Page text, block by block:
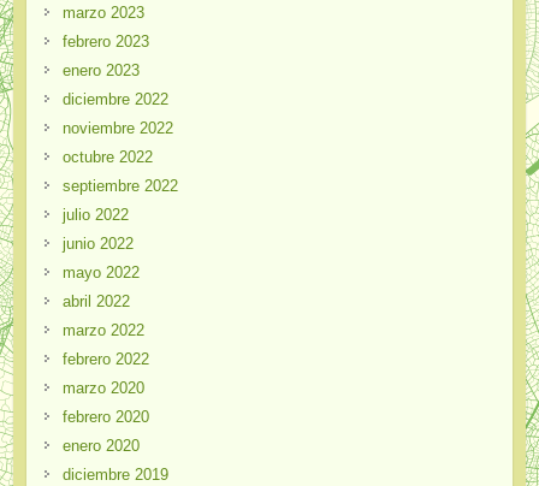
marzo 2023
febrero 2023
enero 2023
diciembre 2022
noviembre 2022
octubre 2022
septiembre 2022
julio 2022
junio 2022
mayo 2022
abril 2022
marzo 2022
febrero 2022
marzo 2020
febrero 2020
enero 2020
diciembre 2019